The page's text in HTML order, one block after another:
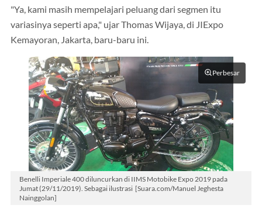
"Ya, kami masih mempelajari peluang dari segmen itu
variasinya seperti apa," ujar Thomas Wijaya, di JIExpo
Kemayoran, Jakarta, baru-baru ini.
Perbesar
Benelli Imperiale 400 diluncurkan di IIMS Motobike Expo 2019 pada
Jumat (29/11/2019). Sebagai ilustrasi [Suara.com/Manuel Jeghesta
Nainggolan]